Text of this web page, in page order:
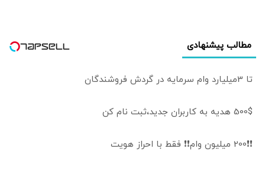
مطالب پیشنهادی
تا 3میلیارد وام سرمایه در گردش فروشندگان
500$ هدیه به کاربران جدید،ثبت نام کن
❗❗200 میلیون وام❗❗ فقط با احراز هویت